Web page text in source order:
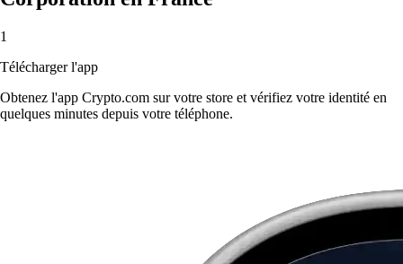
1
Télécharger l'app
Obtenez l'app Crypto.com sur votre store et vérifiez votre identité en
quelques minutes depuis votre téléphone.